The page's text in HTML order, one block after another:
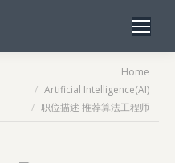
Home
Artificial Intelligence(AI)
职位描述 推荐算法工程师